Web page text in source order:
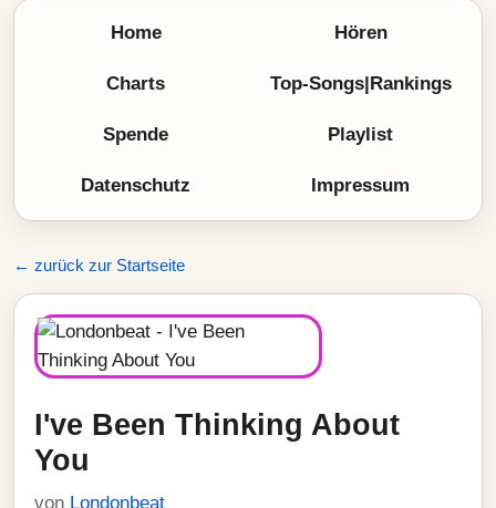
Home Hören
Charts Top-Songs|Rankings
Spende Playlist
Datenschutz Impressum
← zurück zur Startseite
I've Been Thinking About
You
von Londonbeat